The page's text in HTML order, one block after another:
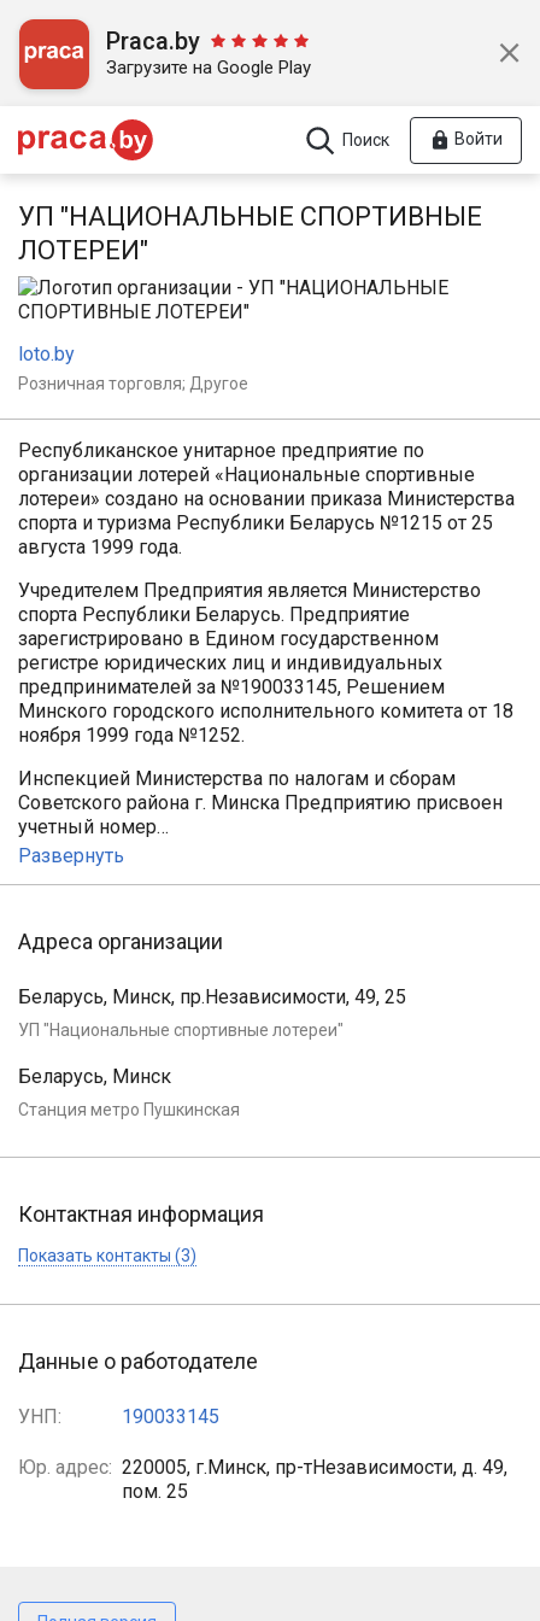
Praca.by
Загрузите на Google Play
Поиск Войти
УП "НАЦИОНАЛЬНЫЕ СПОРТИВНЫЕ
ЛОТЕРЕИ"
loto.by
Розничная торговля; Другое
Республиканское унитарное предприятие по
организации лотерей «Национальные спортивные
лотереи» создано на основании приказа Министерства
спорта и туризма Республики Беларусь №1215 от 25
августа 1999 года.
Учредителем Предприятия является Министерство
спорта Республики Беларусь. Предприятие
зарегистрировано в Едином государственном
регистре юридических лиц и индивидуальных
предпринимателей за №190033145, Решением
Минского городского исполнительного комитета от 18
ноября 1999 года №1252.
Инспекцией Министерства по налогам и сборам
Советского района г. Минска Предприятию присвоен
учетный номер…
Развернуть
Адреса организации
Беларусь, Минск, пр.Независимости, 49, 25
УП "Национальные спортивные лотереи"
Беларусь, Минск
Станция метро Пушкинская
Контактная информация
Показать контакты (3)
Данные о работодателе
УНП: 190033145
Юр. адрес: 220005, г.Минск, пр-тНезависимости, д. 49,
пом. 25